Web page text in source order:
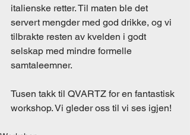
italienske retter. Til maten ble det
servert mengder med god drikke, og vi
tilbrakte resten av kvelden i godt
selskap med mindre formelle
samtaleemner.
Tusen takk til QVARTZ for en fantastisk
workshop. Vi gleder oss til vi ses igjen!